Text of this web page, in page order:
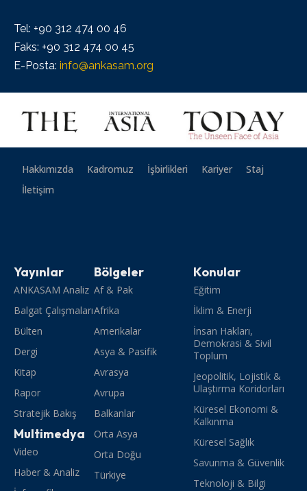
Tel: +90 312 474 00 46
Faks: +90 312 474 00 45
E-Posta: info@ankasam.org
Hakkımızda Kadromuz İşbirlikleri Kariyer
Staj
İletişim
Yayınlar
ANKASAM Analiz
Balgat Çalışmaları
Bülten
Dergi
Kitap
Rapor
Stratejik Bakış
Multimedya
Video
Haber & Analiz
Bölgeler
Af & Pak
Afrika
Amerikalar
Asya & Pasifik
Avrasya
Avrupa
Balkanlar
Orta Asya
Orta Doğu
Türkiye
Konular
Eğitim
İklim & Enerji
İnsan Hakları,
Demokrasi & Sivil
Toplum
Jeopolitik, Lojistik &
Ulaştırma Koridorları
Küresel Ekonomi &
Kalkınma
Küresel Sağlık
Savunma & Güvenlik
Teknoloji & Bilgi